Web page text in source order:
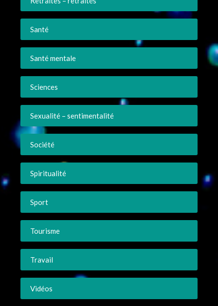
Santé
Santé mentale
Sciences
Sexualité – sentimentalité
Société
Spiritualité
Sport
Tourisme
Travail
Vidéos